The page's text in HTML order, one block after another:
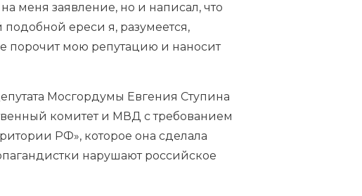
на меня заявление, но и написал, что
ереси я, разумеется,
порочит мою репутацию и наносит
Мосгордумы Евгения Ступина
комитет и МВД с требованием
РФ», которое она сделала
нарушают российское